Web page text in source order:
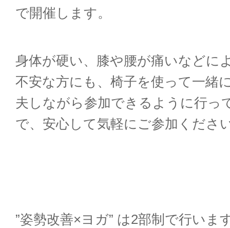
で開催します。
身体が硬い、膝や腰が痛いなどに
不安な方にも、椅子を使って一緒
夫しながら参加できるように行っ
で、安心して気軽にご参加くださ
”姿勢改善× ヨガ” は2部制で行いま